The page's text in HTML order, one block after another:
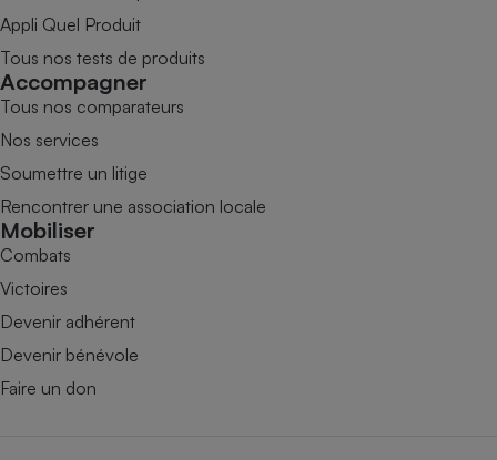
Appli Quel Produit
Tous nos tests de produits
Accompagner
Tous nos comparateurs
Nos services
Soumettre un litige
Rencontrer une association locale
Mobiliser
Combats
Victoires
Devenir adhérent
Devenir bénévole
Faire un don